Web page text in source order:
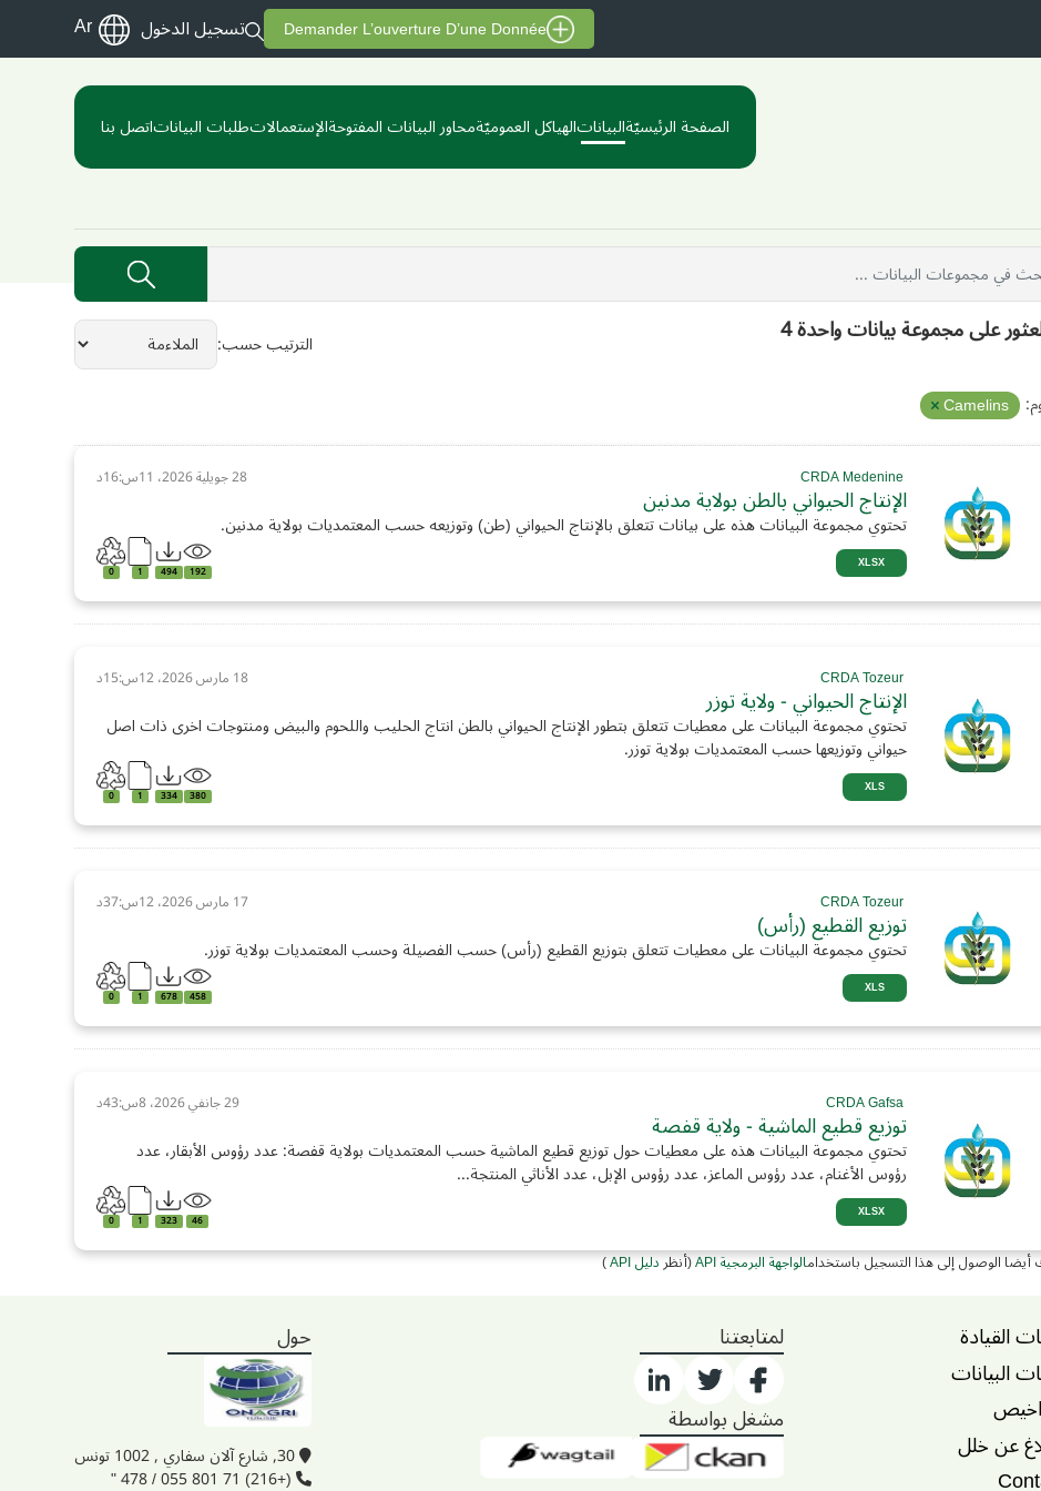
Demander L’ouverture D’une Donnée تسجيل الدخول Ar
الصفحة الرئيسيّةالبياناتالهياكل العموميّةمحاور البيانات المفتوحةالإستعمالاتطلبات البياناتاتصل بنا
الترتيب حسب على مجموعة بيانات واحدة 4
Camelins
28 جويلية 2026، 11س:16د
الإنتاج الحيواني بالطن بولاية مدنين
تحتوي مجموعة البيانات هذه على بيانات تتعلق بالإنتاج الحيواني (طن) وتوزيعه حسب المعتمديات بولاية مدنين.
XLSX
192
494
1
0
18 مارس 2026، 12س:15د
الإنتاج الحيواني - ولاية توزر
تحتوي مجموعة البيانات على معطيات تتعلق بتطور الإنتاج الحيواني بالطن انتاج الحليب واللحوم والبيض ومنتوجات اخرى ذات اصل
حيواني وتوزيعها حسب المعتمديات بولاية توزر.
XLS
380
334
1
0
17 مارس 2026، 12س:37د
توزيع القطيع (رأس)
تحتوي مجموعة البيانات على معطيات تتعلق بتوزيع القطيع (رأس) حسب الفصيلة وحسب المعتمديات بولاية توزر.
XLS
458
678
1
0
29 جانفي 2026، 8س:43د
توزيع قطيع الماشية - ولاية قفصة
تحتوي مجموعة البيانات هذه على معطيات حول توزيع قطيع الماشية حسب المعتمديات بولاية قفصة: عدد رؤوس الأبقار، عدد
رؤوس الأغنام، عدد رؤوس الماعز، عدد رؤوس الإبل، عدد الأناثي المنتجة...
XLSX
46
323
1
0
أيضا الوصول إلى هذا التسجيل باستخدامالواجهة البرمجية API (أنظردليل API )
القيادة
البيانات
عن خلل
لمتابعتنا
مشغل بواسطة
حول
30, شارع آلان سفاري , 1002 تونس
(+216) 71 801 055 / 478 "